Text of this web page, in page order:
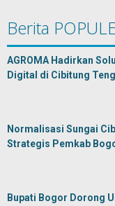
Berita
AGROMA Hadirkan
Digital di Cibitung
Normalisasi Sungai
Strategis Pemkab
Bupati Bogor Dorong